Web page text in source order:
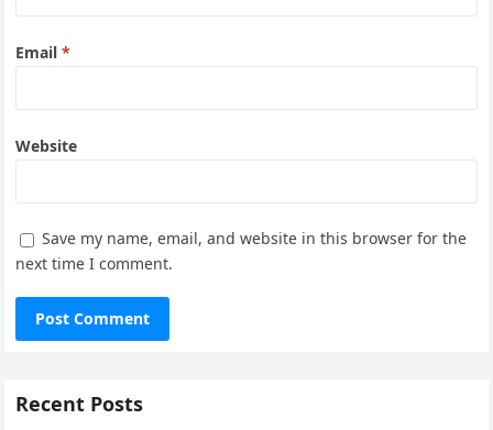
Email*
Website
Save my name, email, and website in this browser for the
next time I comment.
Recent Posts